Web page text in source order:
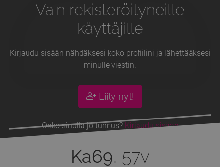
Vain rekisteröityneille
käyttäjille
Kirjaudu sisään nähdäksesi koko profiilini ja lähettääksesi
minulle viestin.
Liity nyt!
Onko sinulla jo tunnus? Kirjaudu sisään
Ka69, 57v